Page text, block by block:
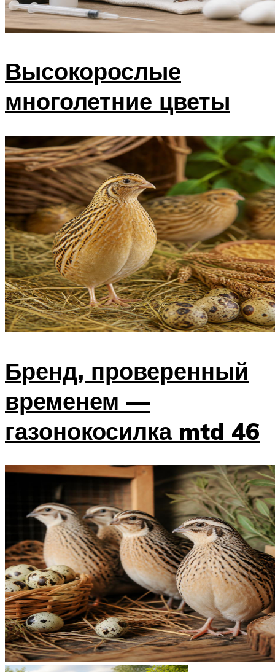
Высокорослые
многолетние цветы
Бренд, проверенный
временем —
газонокосилка mtd 46